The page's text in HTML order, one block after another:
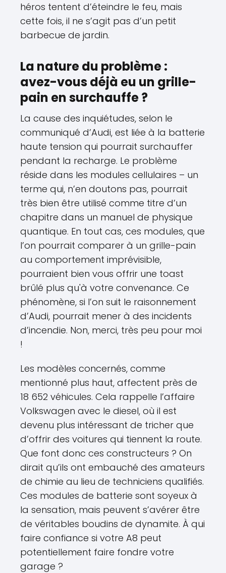
héros tentent d’éteindre le feu, mais
cette fois, il ne s’agit pas d’un petit
barbecue de jardin.
La nature du problème :
avez-vous déjà eu un grille-
pain en surchauffe ?
La cause des inquiétudes, selon le
communiqué d’Audi, est liée à la batterie
haute tension qui pourrait surchauffer
pendant la recharge. Le problème
réside dans les modules cellulaires – un
terme qui, n’en doutons pas, pourrait
très bien être utilisé comme titre d’un
chapitre dans un manuel de physique
quantique. En tout cas, ces modules, que
l’on pourrait comparer à un grille-pain
au comportement imprévisible,
pourraient bien vous offrir une toast
brûlé plus qu'à votre convenance. Ce
phénomène, si l’on suit le raisonnement
d’Audi, pourrait mener à des incidents
d’incendie. Non, merci, très peu pour moi
!
Les modèles concernés, comme
mentionné plus haut, affectent près de
18 652 véhicules. Cela rappelle l’affaire
Volkswagen avec le diesel, où il est
devenu plus intéressant de tricher que
d’offrir des voitures qui tiennent la route.
Que font donc ces constructeurs ? On
dirait qu’ils ont embauché des amateurs
de chimie au lieu de techniciens qualifiés.
Ces modules de batterie sont soyeux à
la sensation, mais peuvent s’avérer être
de véritables boudins de dynamite. À qui
faire confiance si votre A8 peut
potentiellement faire fondre votre
garage ?